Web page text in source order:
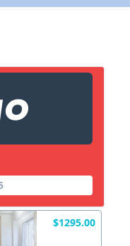
$1295.00
dans courriel)